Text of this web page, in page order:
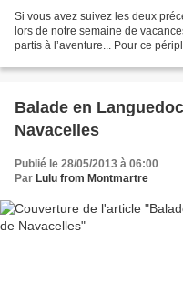
Si vous avez suivez les deux
lors de notre semaine de
partis à l’aventure... Pour ce
Balade en
Navacelles
Publié le 28/05/2013 à 06:00
Par Lulu from Montmartre